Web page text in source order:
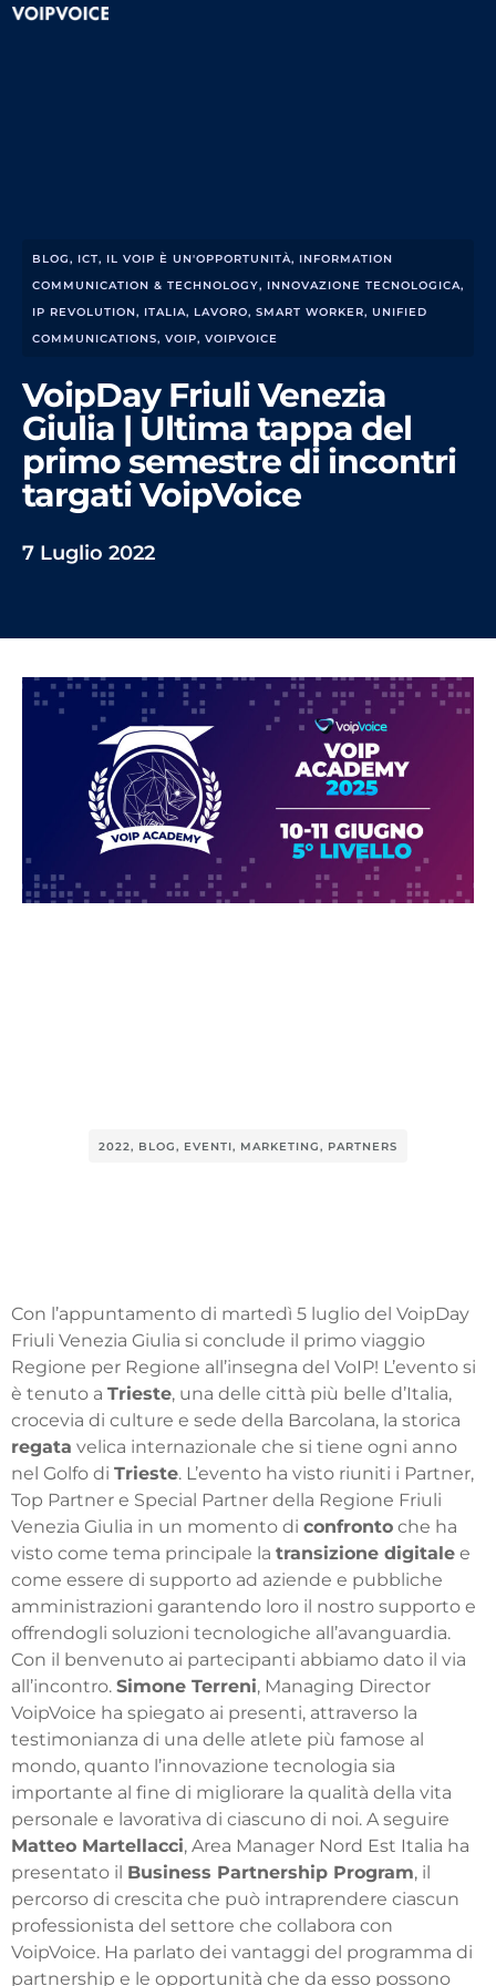
BLOG, ICT, IL VOIP È UN'OPPORTUNITÀ, INFORMATION
COMMUNICATION & TECHNOLOGY, INNOVAZIONE TECNOLOGICA,
IP REVOLUTION, ITALIA, LAVORO, SMART WORKER, UNIFIED
COMMUNICATIONS, VOIP, VOIPVOICE
VoipDay Friuli Venezia
Giulia | Ultima tappa del
primo semestre di incontri
targati VoipVoice
7 Luglio 2022
2022, BLOG, EVENTI, MARKETING, PARTNERS
Con l’appuntamento di martedì 5 luglio del VoipDay
Friuli Venezia Giulia si conclude il primo viaggio
Regione per Regione all’insegna del VoIP! L’evento si
è tenuto a Trieste, una delle città più belle d’Italia,
crocevia di culture e sede della Barcolana, la storica
regata velica internazionale che si tiene ogni anno
nel Golfo di Trieste. L’evento ha visto riuniti i Partner,
Top Partner e Special Partner della Regione Friuli
Venezia Giulia in un momento di confronto che ha
visto come tema principale la transizione digitale e
come essere di supporto ad aziende e pubbliche
amministrazioni garantendo loro il nostro supporto e
offrendogli soluzioni tecnologiche all’avanguardia.
Con il benvenuto ai partecipanti abbiamo dato il via
all’incontro. Simone Terreni, Managing Director
VoipVoice ha spiegato ai presenti, attraverso la
testimonianza di una delle atlete più famose al
mondo, quanto l’innovazione tecnologia sia
importante al fine di migliorare la qualità della vita
personale e lavorativa di ciascuno di noi. A seguire
Matteo Martellacci, Area Manager Nord Est Italia ha
presentato il Business Partnership Program, il
percorso di crescita che può intraprendere ciascun
professionista del settore che collabora con
VoipVoice. Ha parlato dei vantaggi del programma di
partnership e le opportunità che da esso possono